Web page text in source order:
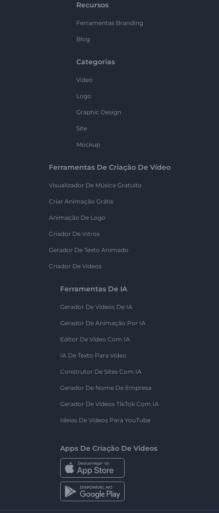
Recursos
Ferramentas Branding
Blog
Categorias
Vídeo
Logo
Graphic Design
Site
Mockup
Ferramentas De Criação De Vídeo
Visualizador De Música Gratuito
Criar Animação Grátis
Animação De Logo
Criador De Intros
Gerador De Texto Animado
Criador De Vídeos
Ferramentas De IA
Gerador De Vídeos De IA
Gerador De Animação Por IA
Editor De Vídeo Com IA
IA De Texto Para Vídeo
Construtor De Sites Com IA
Gerador De Nome De Empresa
Gerador De Vídeos TikTok Com IA
Ideias De Vídeos Para YouTube
Apps De Criação De Vídeos